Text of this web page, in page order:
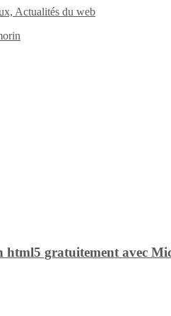
Actualités du web
html5 gratuitement avec